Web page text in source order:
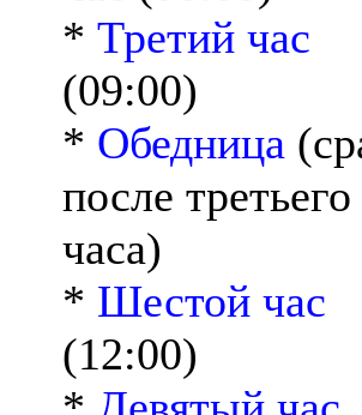
* Третий час
(09:00)
* Обедница
после третьего
часа)
* Шестой час
(12:00)